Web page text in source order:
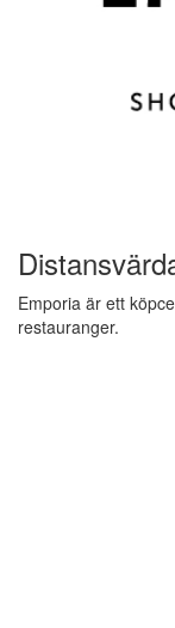
Emporia är ett
restauranger.